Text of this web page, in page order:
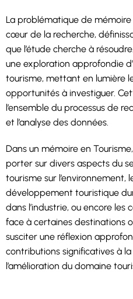
La problématique de
cœur de la recherche,
que l’étude cherche à
une exploration approfondie
tourisme, mettant en lumière
opportunités à investiguer.
l’ensemble du processus de
et l’analyse des données.
Dans un mémoire en
porter sur divers aspects du
tourisme sur l’environnement,
développement touristique
dans l’industrie, ou encore
face à certaines destinations
susciter une réflexion
contributions significatives à
l’amélioration du domaine